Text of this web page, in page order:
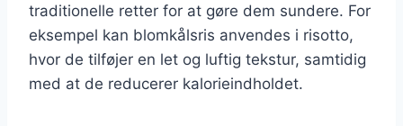
traditionelle retter for at gøre dem sundere. For
eksempel kan blomkålsris anvendes i risotto,
hvor de tilføjer en let og luftig tekstur, samtidig
med at de reducerer kalorieindholdet.